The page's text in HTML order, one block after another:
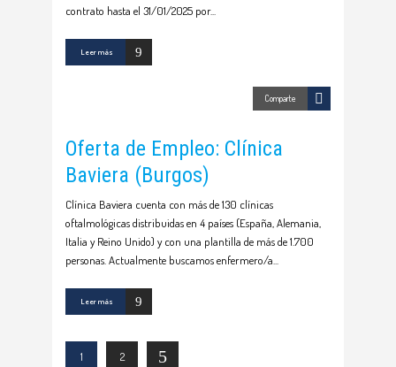
contrato hasta el 31/01/2025 por
Leer más
Comparte
Oferta de Empleo: Clínica
Baviera (Burgos)
Clínica Baviera cuenta con más de 130 clínicas
oftalmológicas distribuidas en 4 países (España, Alemania,
Italia y Reino Unido) y con una plantilla de más de 1.700
personas. Actualmente buscamos enfermero/a
Leer más
1 2